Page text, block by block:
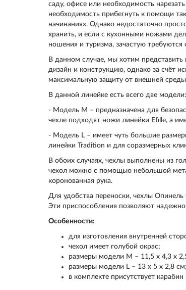
саду, офисе или необходимость
необходимость прибегнуть к помощи
начинаниях. Однако недостаточно
хранить, и если с кухонными ножами
ношения и туризма, зачастую требуются
В данном случае, мы хотим
дизайн и конструкцию, однако за счёт
максимальную защиту от внешней
В данной линейке есть всего две модели:
- Модель M – предназначена для
чехле подходят ножи линейки Efille, а
- Модель L – имеет чуть большие
линейки Tradition и для соразмерных
В обоих случаях, чехлы выполнены из
чехол можно с помощью небольшой
коронованная рука.
Для удобства переноски, чехлы
Эти приспособления позволяют
Особенности:
для изготовления внутренней
чехол имеет голубой окрас;
размеры модели М – 11,5 х 4,3 х
размеры модели L – 13 х 5 х 2,8 см;
в комплекте присутствует